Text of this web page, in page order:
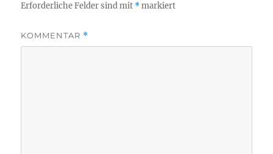
Erforderliche Felder sind mit *markiert
KOMMENTAR *